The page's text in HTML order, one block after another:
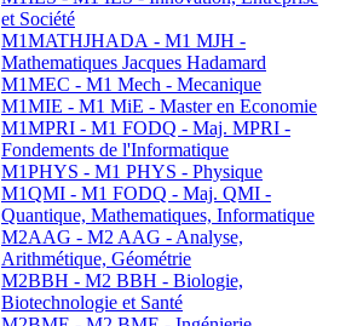
et Société
M1MATHJHADA - M1 MJH -
Mathematiques Jacques Hadamard
M1MEC - M1 Mech - Mecanique
M1MIE - M1 MiE - Master en Economie
M1MPRI - M1 FODQ - Maj. MPRI -
Fondements de l'Informatique
M1PHYS - M1 PHYS - Physique
M1QMI - M1 FODQ - Maj. QMI -
Quantique, Mathematiques, Informatique
M2AAG - M2 AAG - Analyse,
Arithmétique, Géométrie
M2BBH - M2 BBH - Biologie,
Biotechnologie et Santé